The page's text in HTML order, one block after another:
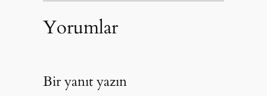
Yorumlar
Bir yanıt yazın